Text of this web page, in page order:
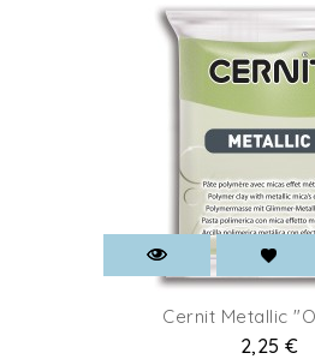
Cernit Metallic
Prix
2,25 €